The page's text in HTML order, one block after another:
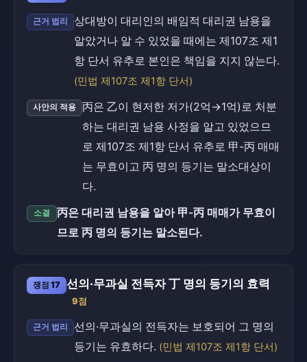
근거 법리
상대방이 대리인의 배임적 대리권 남용을
알았거나 알 수 있었을 때에는 제107조 제1
항 단서 유추로 본인은 책임을 지지 않는다.
(민법 제107조 제1항 단서)
사안의 적용
丙은 乙이 현저한 저가(2억→1억)로 처분
하는 대리권 남용 사정을 알고 있었으므
로 제107조 제1항 단서 유추로 甲-丙 매매
는 무효이고 丙 명의 등기는 말소대상이
다.
소결
丙은 대리권 남용을 알아 甲-丙 매매가 무효이
므로 丙 명의 등기는 말소된다.
쟁점 17 선의·무과실 전득자 丁 명의 등기의 효력
9점
근거 법리
선의·무과실의 전득자는 보호되어 그 명의
등기는 유효하다. (민법 제107조 제1항 단서)